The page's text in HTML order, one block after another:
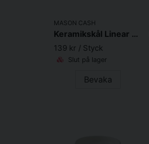
MASON CASH
Keramikskål Linear Grey
139 kr / Styck
Slut på lager
Bevaka